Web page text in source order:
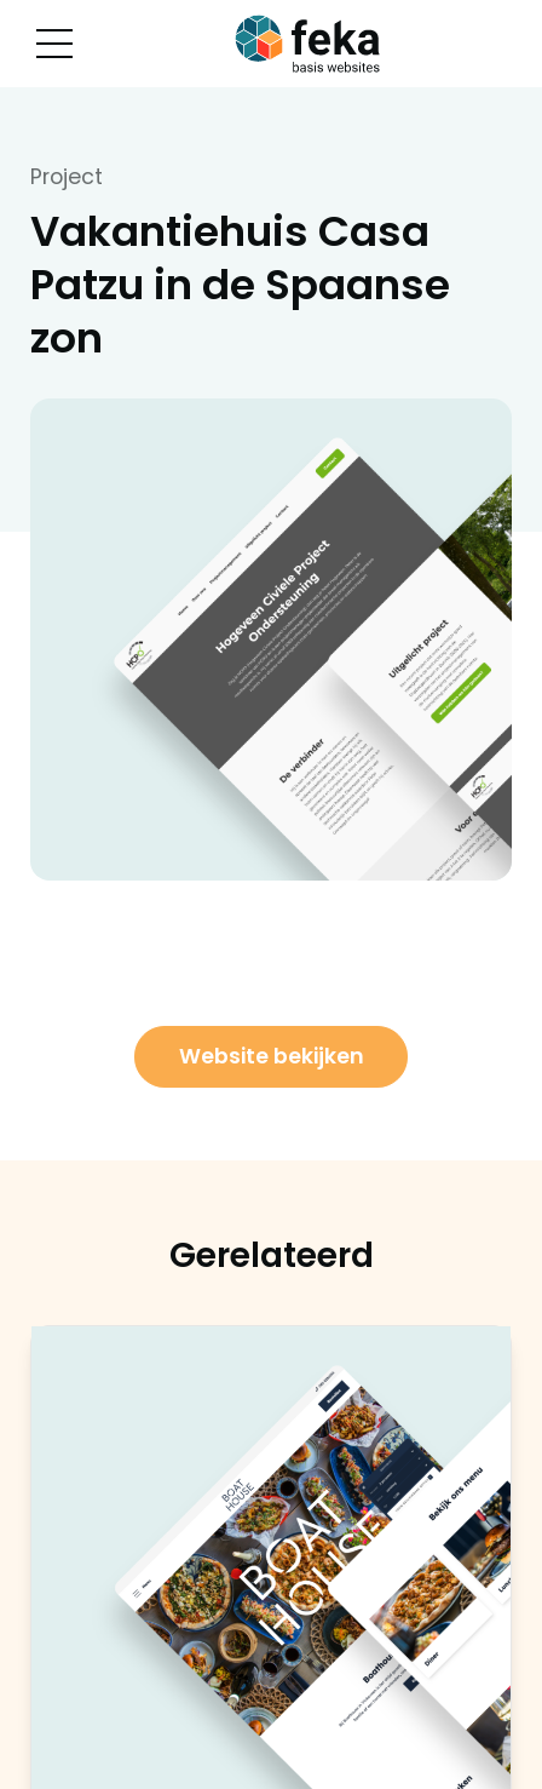
Project
Vakantiehuis Casa
Patzu in de Spaanse
zon
Website bekijken
Gerelateerd